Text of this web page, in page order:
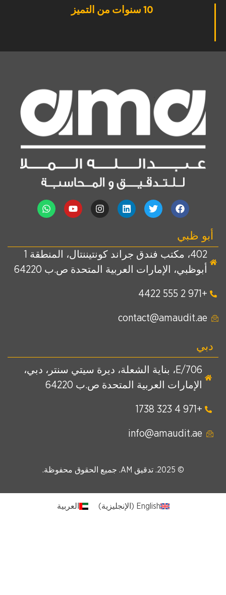
10 سنوات من التميز
أبو ظبي
402، مكتب فندق جراند كونتيننتال، المنطقة 1
أبوظبي، الإمارات العربية المتحدة ص.ب 64220
+971 2 555 4422
contact@amaudit.ae
دبي
E/706، بناية الشعلة، ديرة سيتي سنتر، دبي،
الإمارات العربية المتحدة ص.ب 64220
+971 4 323 1738
info@amaudit.ae
© 2025. تدقيق AM. جميع الحقوق محفوظة.
English
( الإنجليزية) العربية